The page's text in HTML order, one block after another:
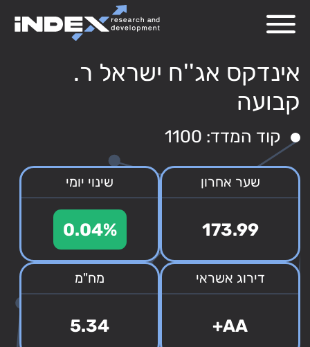
אינדקס אג''ח ישראל ר.
קבועה
קוד המדד: 1100
שער אחרון
173.99
שינוי יומי
0.04%
דירוג אשראי
AA+
מח"מ
5.34